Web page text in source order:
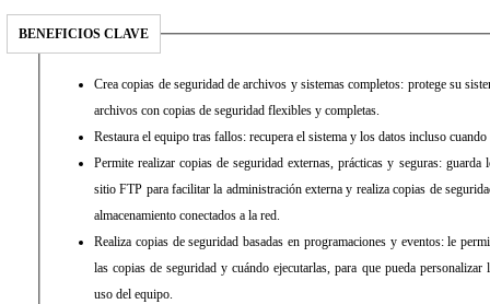
BENEFICIOS CLAVE
Crea copias de seguridad de archivos y sistemas completos: protege su
archivos con copias de seguridad flexibles y completas.
Restaura el equipo tras fallos: recupera el sistema y los datos incluso
Permite realizar copias de seguridad externas, prácticas y seguras:
sitio FTP para facilitar la administración externa y realiza copias de
almacenamiento conectados a la red.
Realiza copias de seguridad basadas en programaciones y eventos: le
las copias de seguridad y cuándo ejecutarlas, para que pueda personalizar
uso del equipo.